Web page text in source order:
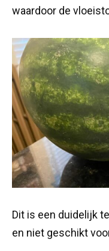
waardoor de
Dit is een duidelijk
en niet geschikt